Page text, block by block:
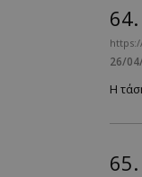
64.
26/
Η
65.